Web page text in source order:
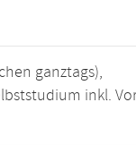
ganztags),
inkl.